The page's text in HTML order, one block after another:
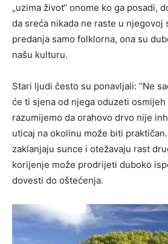
„uzima život“ onome ko ga posadi,
da sreća nikada ne raste u njegovoj
predanja samo folklorna, ona su
našu kulturu.
Stari ljudi često su ponavljali: “Ne
će ti sjena od njega oduzeti osmijeh
razumijemo da orahovo drvo nije
uticaj na okolinu može biti
zaklanjaju sunce i otežavaju rast
korijenje može prodrijeti duboko
dovesti do oštećenja.